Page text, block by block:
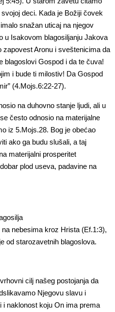
deci. Kada je Božiji čovek
snažan uticaj na njegov
u Isakovom blagosiljanju Jakova
zapovest Aronu i sveštenicima da
blagoslovi Gospod i da te čuva!
i bude ti milostiv! Da Gospod
(4.Mojs.6:22-27).
na duhovno stanje ljudi, ali u
često odnosio na materijalne
iz 5.Mojs.28. Bog je obećao
ako ga budu slušali, a taj
materijalni prosperitet
plod useva, padavine na
nebesima kroz Hrista (Ef.1:3),
od starozavetnih blagoslova.
cilj našeg postojanja da
Njegovu slavu i
i naklonost koju On ima prema